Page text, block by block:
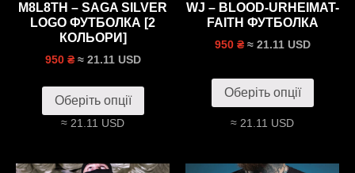
M8L8TH – SAGA SILVER
LOGO ФУТБОЛКА [2
КОЛЬОРИ]
950 ₴ ≈ 21.11 USD
Оберіть опції
≈ 21.11 USD
WJ – BLOOD-URHEIMAT-
FAITH ФУТБОЛКА
950 ₴ ≈ 21.11 USD
Оберіть опції
≈ 21.11 USD